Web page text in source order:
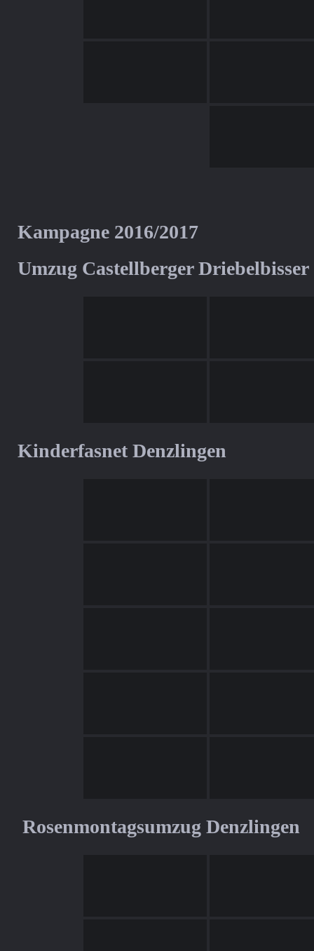
Kampagne 2016/2017
Umzug Castellberger
Kinderfasnet Denzlingen
Rosenmontagsumzug Denzlingen